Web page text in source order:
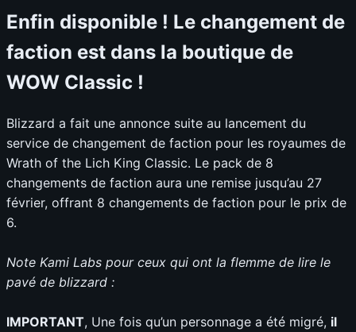
Enfin disponible ! Le changement de
faction est dans la boutique de
WOW Classic !
Blizzard a fait une annonce suite au lancement du
service de changement de faction pour les royaumes de
Wrath of the Lich King Classic. Le pack de 8
changements de faction aura une remise jusqu’au 27
février, offrant 8 changements de faction pour le prix de
6.
Note Kami Labs pour ceux qui ont la flemme de lire le
pavé de blizzard :
IMPORTANT, Une fois qu’un personnage a été migré, il